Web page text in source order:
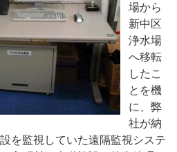
場から
新中区
浄水場
へ移転
したこ
とを機
に、弊
社が納
を監視していた遠隔監視システ